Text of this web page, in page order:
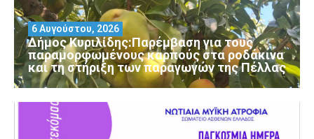
Δήμος Κυριλίδης:Παρέμβαση για τους
παραμορφωμένους καρπούς στα ροδάκινα
και τη στήριξη των παραγωγών της Πέλλας
6 Αυγούστου, 2026